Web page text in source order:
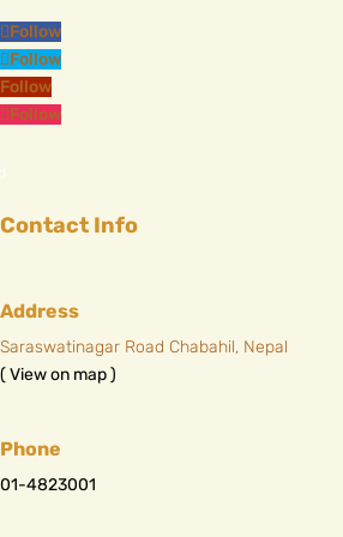
Follow
Follow
Follow
Follow
Contact Info
Address
Saraswatinagar Road Chabahil, Nepal
( View on map )
Phone
01-4823001